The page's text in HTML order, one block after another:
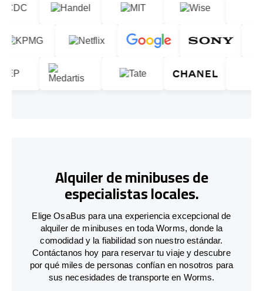
Alquiler de minibuses de
especialistas locales.
Elige OsaBus para una experiencia excepcional de
alquiler de minibuses en toda Worms, donde la
comodidad y la fiabilidad son nuestro estándar.
Contáctanos hoy para reservar tu viaje y descubre
por qué miles de personas confían en nosotros para
sus necesidades de transporte en Worms.